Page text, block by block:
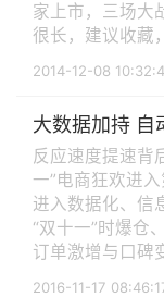
家上市，三场大
很长，建议收藏
2014-12-08
大数据加持 自
反应速度提速背
一”电商狂欢进
进入数据化、信
“双十一”时爆仓
订单激增与口碑
2016-11-17